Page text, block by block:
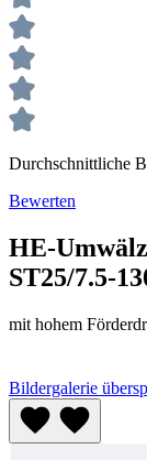
Durchschnittliche
Bewerten
HE-
ST25/7.5-
mit hohem
Bildergalerie